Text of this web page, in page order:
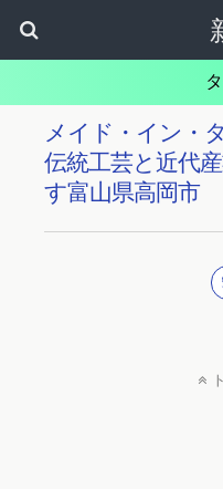
メイド・イン・
伝統工芸と近代
す富山県高岡市